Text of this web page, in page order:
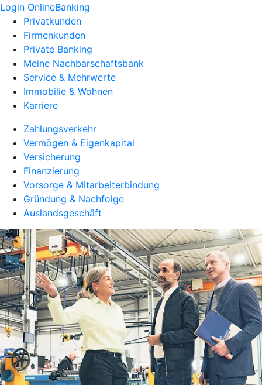
Login OnlineBanking
Privatkunden
Firmenkunden
Private Banking
Meine Nachbarschaftsbank
Service & Mehrwerte
Immobilie & Wohnen
Karriere
Zahlungsverkehr
Vermögen & Eigenkapital
Versicherung
Finanzierung
Vorsorge & Mitarbeiterbindung
Gründung & Nachfolge
Auslandsgeschäft